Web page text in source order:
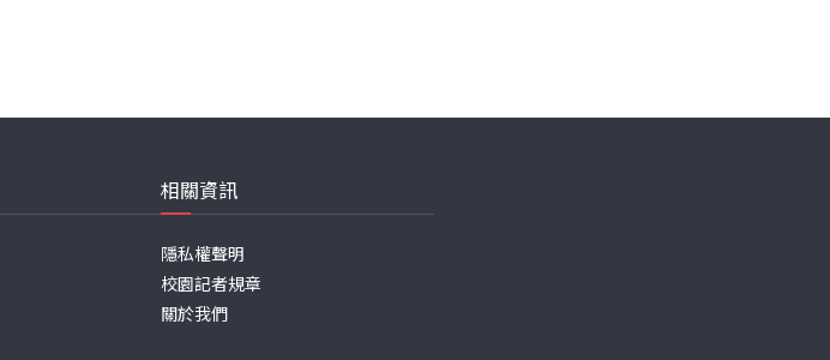
相關資訊
隱私權聲明
校園記者規章
關於我們